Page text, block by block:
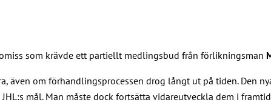
som krävde ett partiellt medlingsbud från förlikningsman
även om förhandlingsprocessen drog långt ut på tiden. Den
mål. Man måste dock fortsätta vidareutveckla dem i